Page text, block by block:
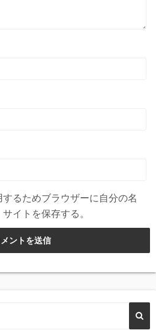
るためブラウザーに自分の名
イトを保存する。